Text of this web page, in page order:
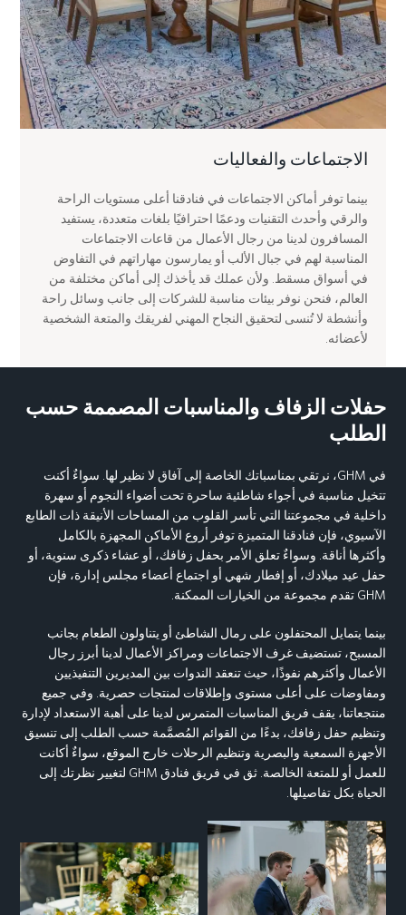
الاجتماعات والفعاليات
بينما توفر أماكن الاجتماعات في فنادقنا أعلى مستويات الراحة
والرقي وأحدث التقنيات ودعمًا احترافيًا بلغات متعددة، يستفيد
المسافرون لدينا من رجال الأعمال من قاعات الاجتماعات
المناسبة لهم في جبال الألب أو يمارسون مهاراتهم في التفاوض
في أسواق مسقط. ولأن عملك قد يأخذك إلى أماكن مختلفة من
العالم، فنحن نوفر بيئات مناسبة للشركات إلى جانب وسائل راحة
وأنشطة لا تُنسى لتحقيق النجاح المهني لفريقك والمتعة الشخصية
لأعضائه.
حفلات الزفاف والمناسبات المصممة حسب
الطلب
في GHM، نرتقي بمناسباتك الخاصة إلى آفاق لا نظير لها. سواءٌ أكنت
تتخيل مناسبة في أجواء شاطئية ساحرة تحت أضواء النجوم أو سهرة
داخلية في مجموعتنا التي تأسر القلوب من المساحات الأنيقة ذات الطابع
الآسيوي، فإن فنادقنا المتميزة توفر أروع الأماكن المجهزة بالكامل
وأكثرها أناقة. وسواءٌ تعلق الأمر بحفل زفافك، أو عشاء ذكرى سنوية، أو
حفل عيد ميلادك، أو إفطار شهي أو اجتماع أعضاء مجلس إدارة، فإن
GHM تقدم مجموعة من الخيارات الممكنة.
بينما يتمايل المحتفلون على رمال الشاطئ أو يتناولون الطعام بجانب
المسبح، تستضيف غرف الاجتماعات ومراكز الأعمال لدينا أبرز رجال
الأعمال وأكثرهم نفوذًا، حيث تنعقد الندوات بين المديرين التنفيذيين
ومفاوضات على أعلى مستوى وإطلاقات لمنتجات حصرية. وفي جميع
منتجعاتنا، يقف فريق المناسبات المتمرس لدينا على أهبة الاستعداد لإدارة
وتنظيم حفل زفافك، بدءًا من القوائم المُصمَّمة حسب الطلب إلى تنسيق
الأجهزة السمعية والبصرية وتنظيم الرحلات خارج الموقع، سواءٌ أكانت
للعمل أو للمتعة الخالصة. ثق في فريق فنادق GHM لتغيير نظرتك إلى
الحياة بكل تفاصيلها.